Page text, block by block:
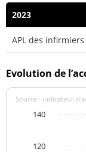
2023
APL des infirmiers
Evolution de
Source : indicateur
120
140